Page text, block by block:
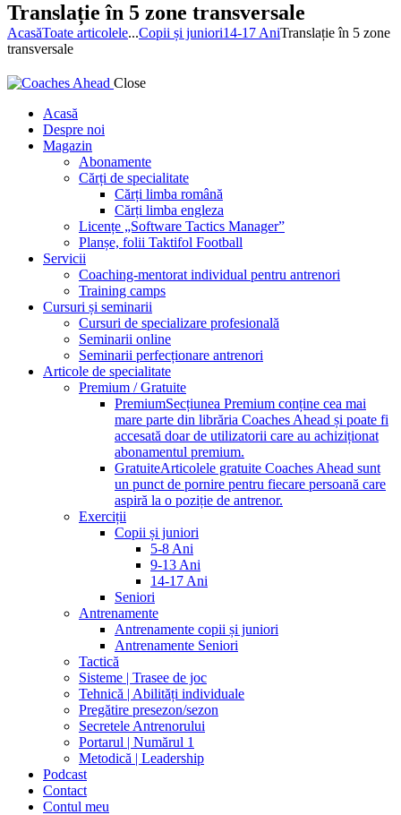
Translație în 5 zone transversale
AcasăToate articolele...Copii și juniori14-17 AniTranslație în 5 zone
transversale
Close
Acasă
Despre noi
Magazin
Abonamente
Cărți de specialitate
Cărți limba română
Cărți limba engleza
Licențe „Software Tactics Manager”
Planșe, folii Taktifol Football
Servicii
Coaching-mentorat individual pentru antrenori
Training camps
Cursuri și seminarii
Cursuri de specializare profesională
Seminarii online
Seminarii perfecționare antrenori
Articole de specialitate
Premium / Gratuite
PremiumSecțiunea Premium conține cea mai
mare parte din librăria Coaches Ahead și poate fi
accesată doar de utilizatorii care au achiziționat
abonamentul premium.
GratuiteArticolele gratuite Coaches Ahead sunt
un punct de pornire pentru fiecare persoană care
aspiră la o poziție de antrenor.
Exerciții
Copii și juniori
5-8 Ani
9-13 Ani
14-17 Ani
Seniori
Antrenamente
Antrenamente copii și juniori
Antrenamente Seniori
Tactică
Sisteme | Trasee de joc
Tehnică | Abilități individuale
Pregătire presezon/sezon
Secretele Antrenorului
Portarul | Numărul 1
Metodică | Leadership
Podcast
Contact
Contul meu